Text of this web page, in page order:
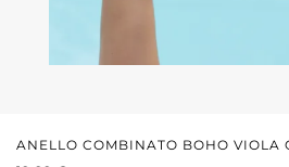
ANELLO COMBINATO BOHO VIOLA